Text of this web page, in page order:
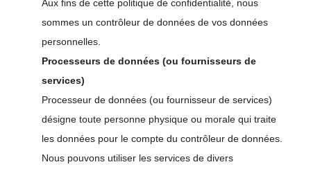
Aux fins de cette politique de confidentialité, nous
sommes un contrôleur de données de vos données
personnelles.
Processeurs de données (ou fournisseurs de
services)
Processeur de données (ou fournisseur de services)
désigne toute personne physique ou morale qui traite
les données pour le compte du contrôleur de données.
Nous pouvons utiliser les services de divers